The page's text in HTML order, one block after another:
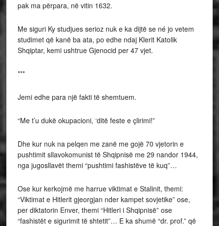
pak ma përpara, në vitin 1632.
Me siguri Ky studjues serioz nuk e ka dijtë se né jo vetem
studimet që kanë ba ata, po edhe ndaj Klerit Katolik
Shqiptar, kemi ushtrue Gjenocid per 47 vjet.
***
Jemi edhe para një fakti të shemtuem.
“Me t’u dukë okupacioni, ‘ditë feste e çlirimi!”
Dhe kur nuk na pelqen me zanë me gojë 70 vjetorin e
pushtimit sllavokomunist të Shqipnisë me 29 nandor 1944,
nga jugosllavët themi “pushtimi fashistëve të kuq”…
Ose kur kerkojmë me harrue viktimat e Stalinit, themi:
“Viktimat e Hitlerit gjeorgjan nder kampet sovjetike” ose,
per diktatorin Enver, themi “Hitleri i Shqipnisë” ose
“fashistët e sigurimit të shtetit”… E ka shumë “dr. prof.” që